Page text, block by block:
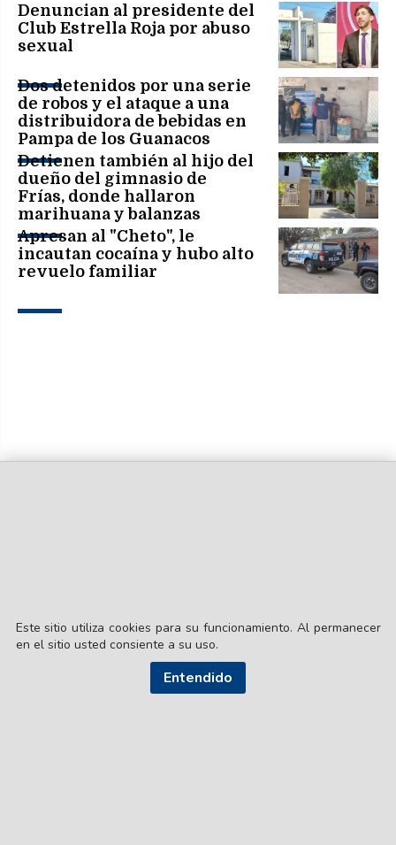
Denuncian al presidente del
Club Estrella Roja por abuso
sexual
Dos detenidos por una serie
de robos y el ataque a una
distribuidora de bebidas en
Pampa de los Guanacos
Detienen también al hijo del
dueño del gimnasio de
Frías, donde hallaron
marihuana y balanzas
Apresan al "Cheto", le
incautan cocaína y hubo alto
revuelo familiar
Este sitio utiliza cookies para su funcionamiento. Al permanecer
en el sitio usted consiente a su uso.
Entendido